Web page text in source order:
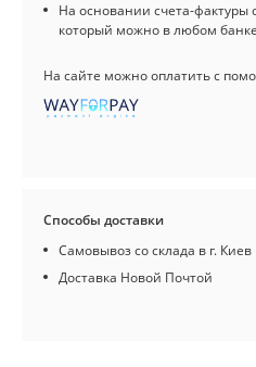
На основании счета-фактуры
который можно в любом
На сайте можно оплатить с
Способы доставки
Самовывоз со склада в г. Киев
Доставка Новой Почтой